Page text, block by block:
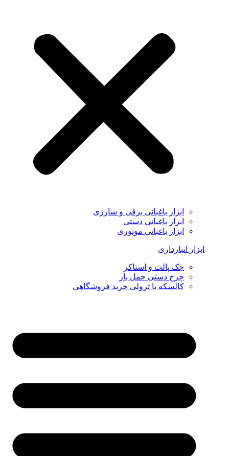
ابزار باغبانی برقی و شارژی
ابزار باغبانی دستی
ابزار باغبانی موتوری
ابزار انبارداری
جک پالت و استاکر
چرخ دستی حمل بار
کالسکه یا ترولی خرید فروشگاهی